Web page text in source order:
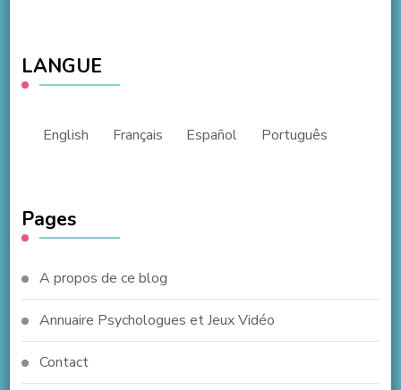
LANGUE
English Français Español Português
Pages
A propos de ce blog
Annuaire Psychologues et Jeux Vidéo
Contact